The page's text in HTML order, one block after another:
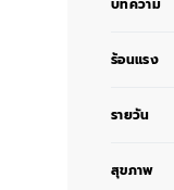
บทความ
ร้อนแรง
รายวัน
สุขภาพ